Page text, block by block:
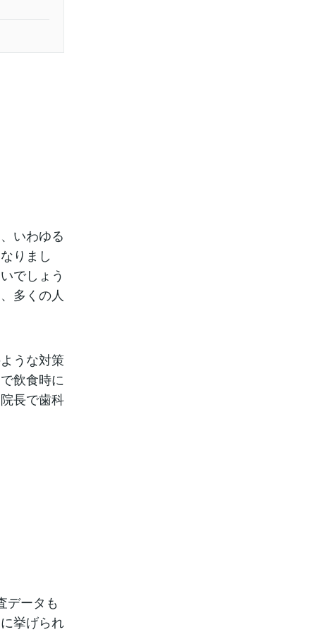
いわゆる
りまし
でしょう
多くの人
うな対策
飲食時に
長で歯科
データも
挙げられ